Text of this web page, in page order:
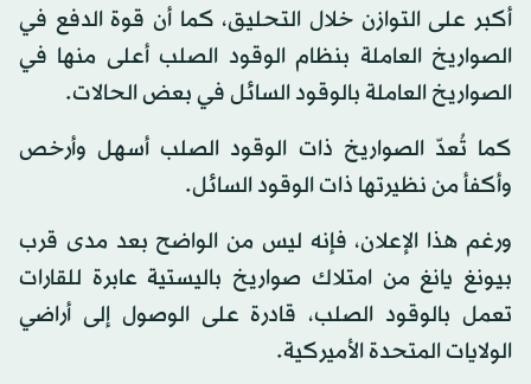
أكبر على التوازن خلال التحليق، كما أن قوة الدفع في
الصواريخ العاملة بنظام الوقود الصلب أعلى منها في
الصواريخ العاملة بالوقود السائل في بعض الحالات.
كما تُعدّ الصواريخ ذات الوقود الصلب أسهل وأرخص
وأكفأ من نظيرتها ذات الوقود السائل.
ورغم هذا الإعلان، فإنه ليس من الواضح بعد مدى قرب
بيونغ يانغ من امتلاك صواريخ باليستية عابرة للقارات
تعمل بالوقود الصلب، قادرة على الوصول إلى أراضي
الولايات المتحدة الأميركية.